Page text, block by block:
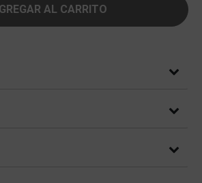
AL CARRITO